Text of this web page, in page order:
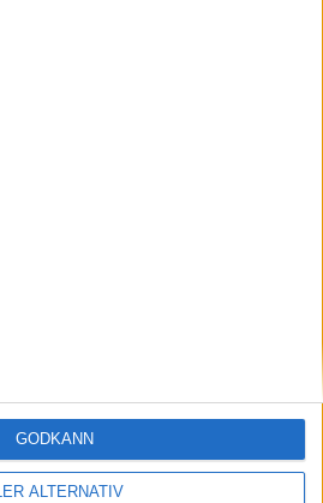
ALTERNATIV
GODKÄNN
genom